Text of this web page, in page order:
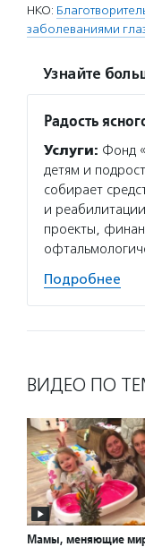
НКО:
заболеваниями
Узнайте
Радость
Услуги: Фонд
детям и
собирает
и
проекты,
Подробнее
ВИДЕО ПО
Мамы, меняющие